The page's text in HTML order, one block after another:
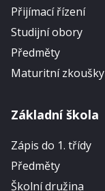
Přijímací řízení
Studijní obory
Předměty
Maturitní zkoušky
Základní škola
Zápis do 1. třídy
Předměty
Školní družina